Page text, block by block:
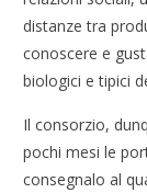
distanze tra
conoscere e
biologici e tipici
Il consorzio,
pochi mesi le
consegnalo al